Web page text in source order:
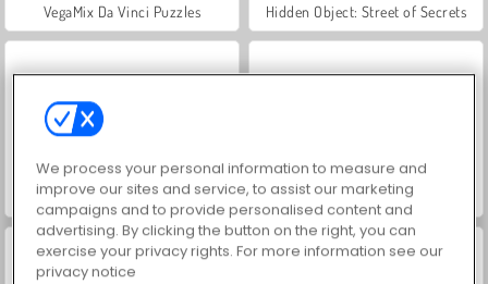
VegaMix Da Vinci Puzzles Hidden Object: Street of Secrets
World War 2 Shooter Car Parking City Duel
We process your personal information to measure and
improve our sites and service, to assist our marketing
campaigns and to provide personalised content and
advertising. By clicking the button on the right, you can
exercise your privacy rights. For more information see our
privacy notice